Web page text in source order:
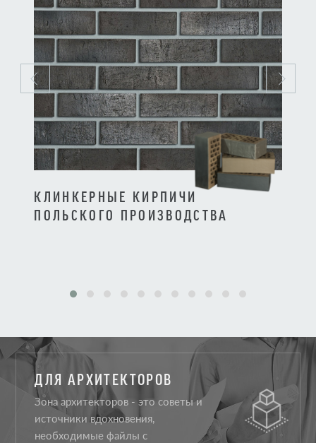
КЛИНКЕРНЫЕ КИРПИЧИ
ПОЛЬСКОГО ПРОИЗВОДСТВА
ДЛЯ АРХИТЕКТОРОВ
Зона архитекторов - это советы и
источники вдохновения,
необходимые файлы с